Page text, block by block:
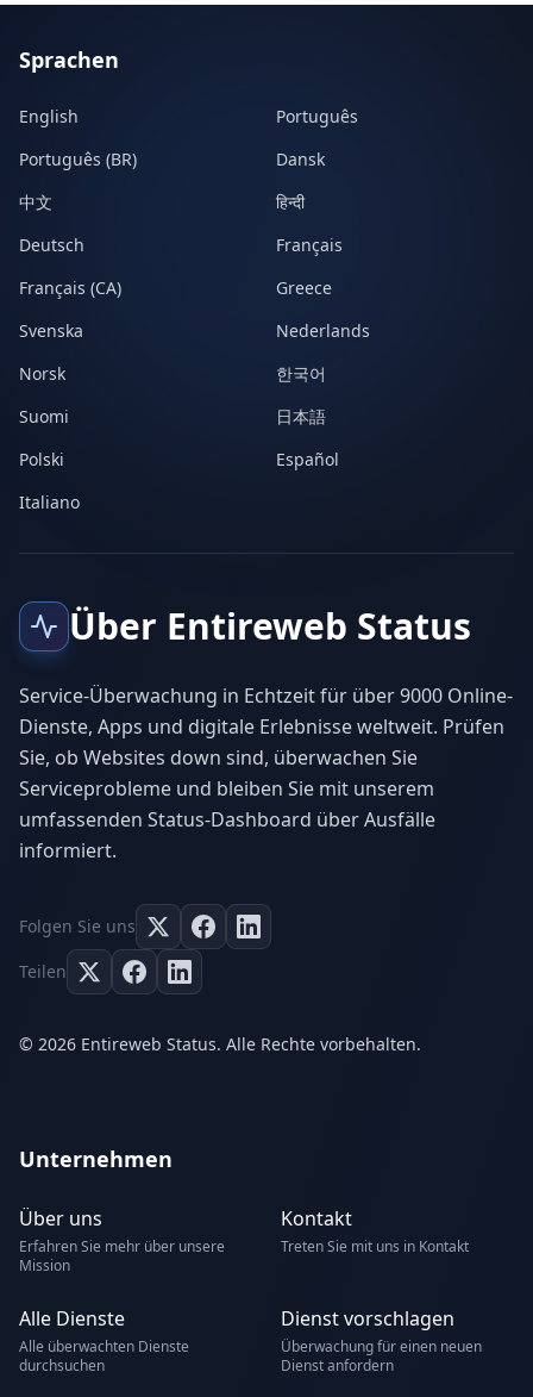
Sprachen
English
Português
Português (BR)
Dansk
中文
हिन्दी
Deutsch
Français
Français (CA)
Greece
Svenska
Nederlands
Norsk
한국어
Suomi
日本語
Polski
Español
Italiano
Über Entireweb Status
Service-Überwachung in Echtzeit für über 9000 Online-
Dienste, Apps und digitale Erlebnisse weltweit. Prüfen
Sie, ob Websites down sind, überwachen Sie
Serviceprobleme und bleiben Sie mit unserem
umfassenden Status-Dashboard über Ausfälle
informiert.
Folgen Sie uns
Teilen
© 2026 Entireweb Status. Alle Rechte vorbehalten.
Unternehmen
Über uns
Erfahren Sie mehr über unsere
Mission
Kontakt
Treten Sie mit uns in Kontakt
Alle Dienste
Alle überwachten Dienste
durchsuchen
Dienst vorschlagen
Überwachung für einen neuen
Dienst anfordern